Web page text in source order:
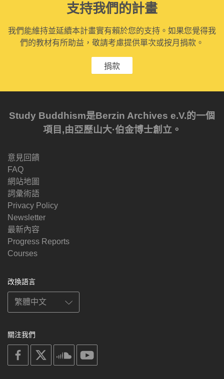
支持我們的計畫
我們能維持並延續本計畫實有賴於您的支持。如果您覺得我
們的教材有所助益，敬請考慮提供單次或按月捐款。
捐款
Study Buddhism是Berzin Archives e.V.的一個
項目,由亞歷山大·伯金博士創立。
意見回饋
FAQ
網站地圖
詞彙術語
Privacy Policy
Newsletter
最新內容
Progress Reports
Courses
改換語言
關注我們
on
facebook
soundcloud